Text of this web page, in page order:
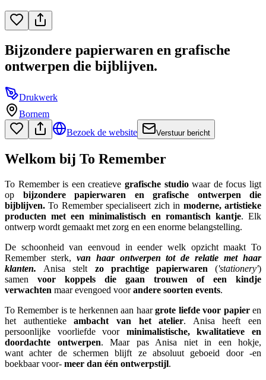
Bijzondere papierwaren en grafische
ontwerpen die bijblijven.
Drukwerk
Bornem
Bezoek de website
Verstuur bericht
Welkom bij To Remember
To Remember is een creatieve grafische studiowaar de focus ligt
op bijzondere papierwaren en grafische ontwerpen die
bijblijven. To Remember specialiseert zich in moderne, artistieke
producten met een minimalistisch en romantisch kantje. Elk
ontwerp wordt gemaakt met zorg en een enorme belangstelling.
De schoonheid van eenvoud in eender welk opzicht maakt To
Remember sterk, van haar ontwerpen tot de relatie met haar
klanten. Anisa stelt zo prachtige papierwaren ('stationery')
samen voor koppels die gaan trouwen of een kindje
verwachten maar evengoed voorandere soorten events.
To Remember is te herkennen aan haargrote liefde voor papieren
het authentiekeambacht van het atelier. Anisa heeft een
persoonlijke voorliefde voorminimalistische, kwalitatieve en
doordachte ontwerpen. Maar pas Anisa niet in een hokje,
want achter de schermen blijft ze absoluut geboeid door -en
boekbaar voor- meer dan één ontwerpstijl.